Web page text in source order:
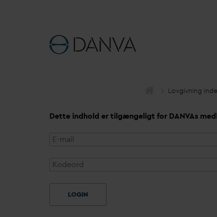
Lovgivning
Dette indhold er tilgængeligt for DANVAs
LOGIN